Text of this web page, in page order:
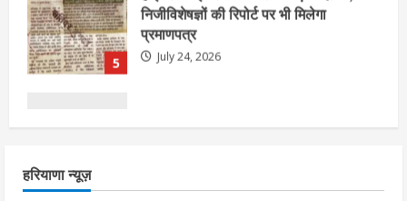
एचईआरसी के अध्यक्ष नंद लाल का निधन
हरियाणा न्यूज़